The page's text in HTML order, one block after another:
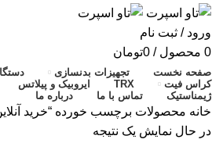
ورود / ثبت نام
0 محصول / تومان0
صفحه نخست تجهیزات بدنسازی
کراس فیت
TRX ایروبیک و پیلاتس
ژیمناستیک
تماس با ما درباره ما
خانه محصولات برچسب خورده “خرید
در حال نمایش یک نتیجه